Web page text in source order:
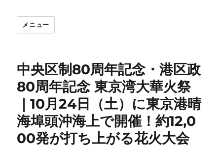
メニュー
中央区制80周年記念・港区政
80周年記念 東京湾大華火祭
｜10月24日（土）に東京港晴
海埠頭沖海上で開催！約12,0
00発が打ち上がる花火大会